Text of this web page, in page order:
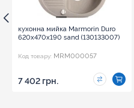
кухонна мийка Marmorin Duro
620х470х190 sand (130133007)
Код товару: MRM000057
7 402 грн.